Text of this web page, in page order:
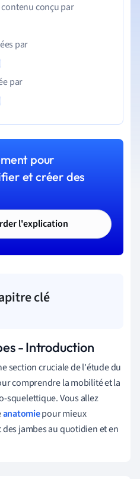
conçu par
par
par
pour
et créer des
l'explication
clé
- Introduction
section cruciale de l'étude du
comprendre la mobilité et la
squelettique. Vous allez
anatomiepour mieux
jambes au quotidien et en